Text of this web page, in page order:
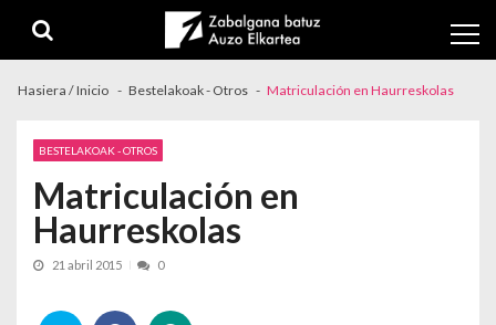
Hasiera / Inicio Bestelakoak - Otros Matriculación en Haurreskolas
BESTELAKOAK - OTROS
Matriculación en
Haurreskolas
21 abril 2015 0